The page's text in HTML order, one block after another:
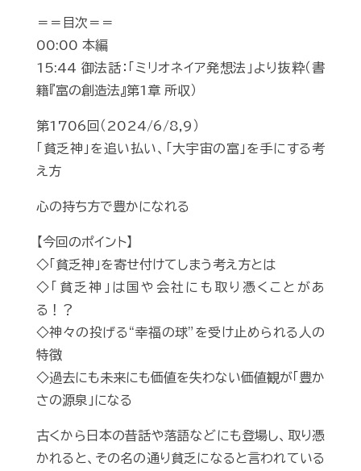
＝＝目次＝＝
00:00 本編
15:44 御法話：「ミリオネイア発想法」より抜粋（書
籍『富の創造法』第1章 所収）
第1706回（2024/6/8,9）
「貧乏神」を追い払い、「大宇宙の富」を手にする考
え方
心の持ち方で豊かになれる
【今回のポイント】
◇「貧乏神」を寄せ付けてしまう考え方とは
◇「貧乏神」は国や会社にも取り憑くことがあ
る！？
◇神々の投げる“幸福の球”を受け止められる人の
特徴
◇過去にも未来にも価値を失わない価値観が「豊か
さの源泉」になる
古くから日本の昔話や落語などにも登場し、取り憑
かれると、その名の通り貧乏になると言われている